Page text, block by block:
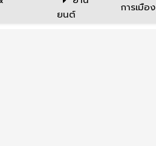
ยนต์
การเมือง